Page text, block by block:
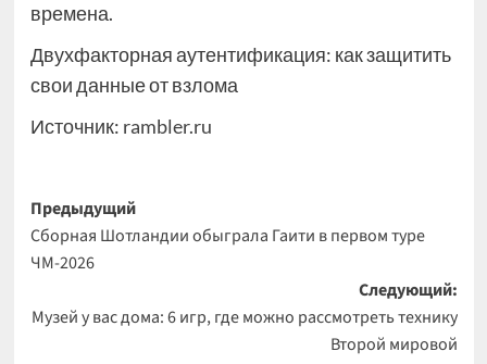
времена.
Двухфакторная аутентификация: как защитить
свои данные от взлома
Источник: rambler.ru
Навигация
записи
Предыдущий
Сборная Шотландии обыграла Гаити в первом туре
ЧМ-2026
Следующий:
Музей у вас дома: 6 игр, где можно рассмотреть технику
Второй мировой